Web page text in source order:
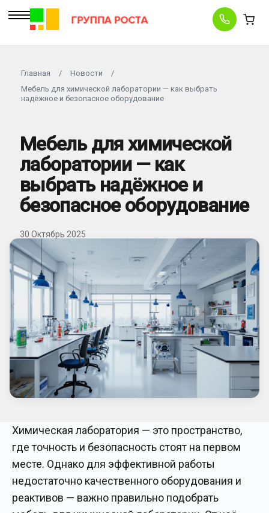
Главная / Новости
/
Мебель для химической лаборатории — как выбрать
надёжное и безопасное оборудование
Мебель для химической
лаборатории — как
выбрать надёжное и
безопасное оборудование
30 Октябрь 2025
Химическая лаборатория — это пространство,
где точность и безопасность стоят на первом
месте. Однако для эффективной работы
недостаточно качественного оборудования и
реактивов — важно правильно подобрать